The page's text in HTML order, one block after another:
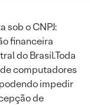
sob o CNPJ:
financeira
do Brasil.Toda
computadores
impedir
de